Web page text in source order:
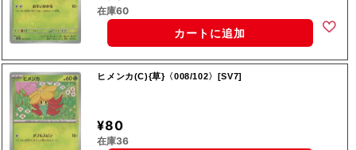
在庫60
カートに追加
ヒメンカ(C){草}〈008/102〉[SV7]
¥80
在庫36